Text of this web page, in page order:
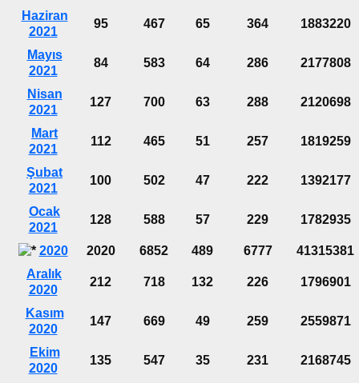
Haziran
2021
95 467 65 364 1883220
Mayıs
2021
84 583 64 286 2177808
Nisan
2021
127 700 63 288 2120698
Mart
2021
112 465 51 257 1819259
Şubat
2021
100 502 47 222 1392177
Ocak
2021
128 588 57 229 1782935
2020 2020 6852 489 6777
41315381
Aralık
2020
212 718 132 226 1796901
Kasım
2020
147 669 49 259 2559871
Ekim
2020
135 547 35 231 2168745